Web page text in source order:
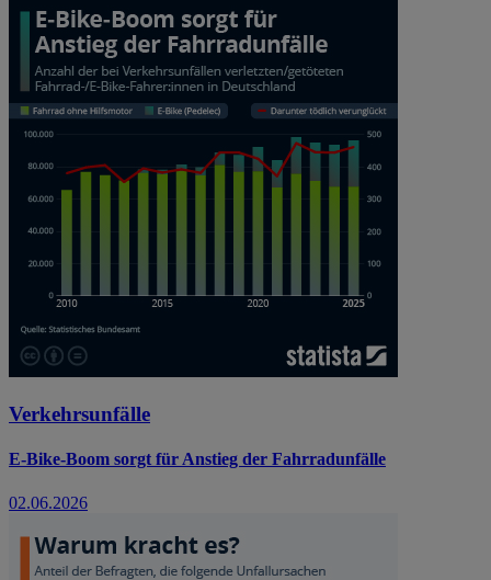
Verkehrsunfälle
E-Bike-Boom sorgt für Anstieg der Fahrradunfälle
02.06.2026